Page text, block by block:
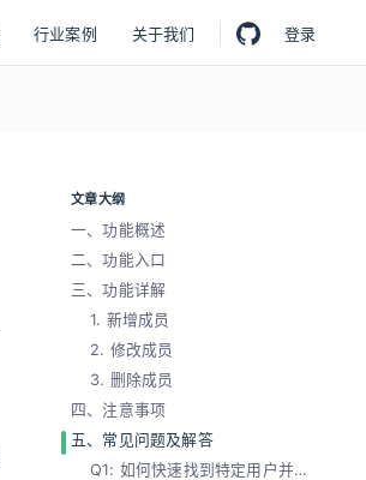
行业案例 关于我们 登录
文章大纲
一、功能概述
二、功能入口
三、功能详解
1. 新增成员
2. 修改成员
3. 删除成员
四、注意事项
五、常见问题及解答
Q1: 如何快速找到特定用户并进行管理？